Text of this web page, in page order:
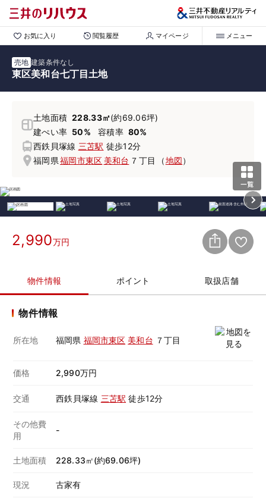
お気に入り 閲覧履歴 マイページ メニュー
売地 建築条件なし
東区美和台七丁目土地
土地面積 228.33㎡(約69.06坪)
建ぺい率 50% 容積率 80%
西鉄貝塚線 三苫駅 徒歩12分
福岡県福岡市東区 美和台 ７丁目 （地図）
2,990万円
物件情報 ポイント 取扱店舗
物件情報
所在地 福岡県 福岡市東区 美和台 ７丁目
価格 2,990万円
交通 西鉄貝塚線 三苫駅 徒歩12分
その他費
用
-
土地面積 228.33㎡(約69.06坪)
現況 古家有